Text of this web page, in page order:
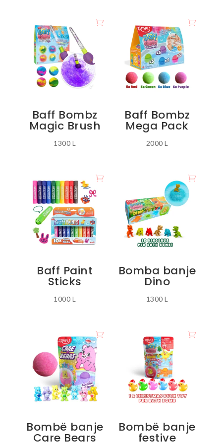
Baff Bombz
Magic Brush
1300 L
Baff Bombz
Mega Pack
2000L
Baff Paint
Sticks
1000 L
Bomba banje
Dino
1300L
Bombë banje
Care Bears
Bombë banje
festive